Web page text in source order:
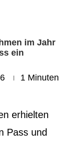
im Jahr
ein
1 Minuten
erhielten
Pass und